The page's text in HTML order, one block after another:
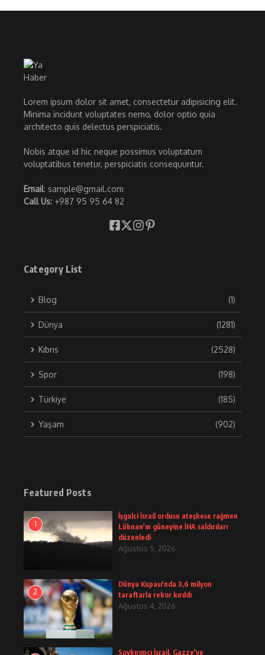
Lorem ipsum dolor sit amet, consectetur adipisicing elit.
Minima incidunt voluptates nemo, dolor optio quia
architecto quis delectus perspiciatis.
Nobis atque id hic neque possimus voluptatum
voluptatibus tenetur, perspiciatis consequuntur.
Email: sample@gmail.com
Call Us: +987 95 95 64 82
Category List
Blog (1)
Dünya (1281)
Kıbrıs (2528)
Spor (198)
Türkiye (185)
Yaşam (902)
Featured Posts
1
İşgalci İsrail ordusu ateşkese rağmen
Lübnan'ın güneyine İHA saldırıları
düzenledi
Ağustos 5, 2026
2
Dünya Kupası'nda 3,6 milyon
taraftarla rekor kırıldı
Ağustos 4, 2026
Soykırımcı İsrail, Gazze'ye